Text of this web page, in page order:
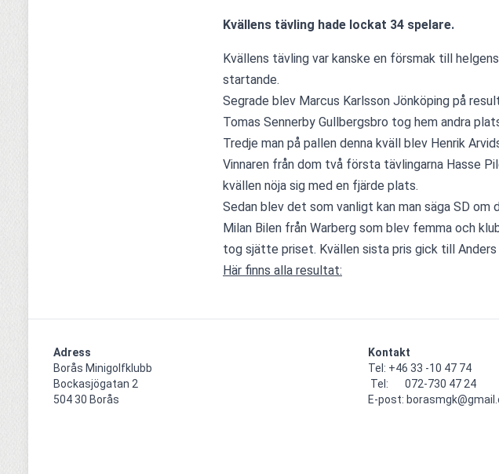
Kvällens tävling hade lockat 34 spelare.
Kvällens tävling var kanske en försmak till
startande.
Segrade blev Marcus Karlsson Jönköping på
Tomas Sennerby Gullbergsbro tog hem andra
Tredje man på pallen denna kväll blev Henrik
Vinnaren från dom två första tävlingarna Hasse
kvällen nöja sig med en fjärde plats.
Sedan blev det som vanligt kan man säga SD om
Milan Bilen från Warberg som blev femma och
tog sjätte priset. Kvällen sista pris gick till Anders
Här finns alla resultat:
Adress
Borås Minigolfklubb
Bockasjögatan 2
504 30 Borås
Kontakt
Tel: +46 33 -10 47 74
E-post: